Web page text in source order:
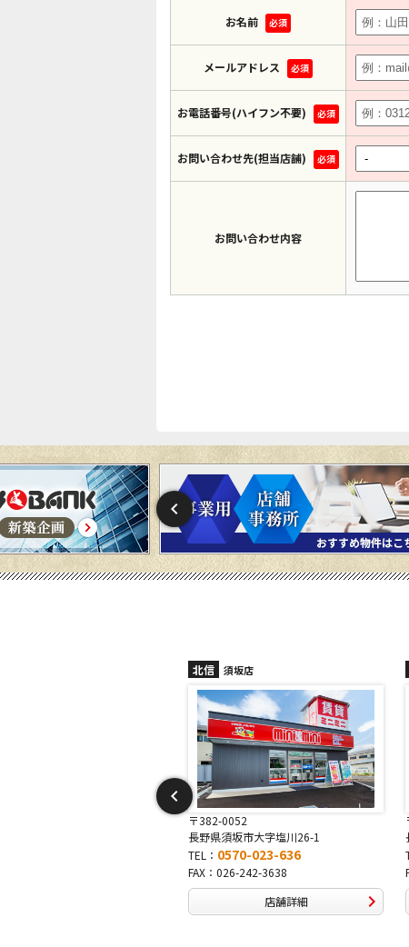
お名前 必須
メールアドレス 必須
お電話番号(ハイフン不要) 必須
お問い合わせ先(担当店舗) 必須
お問い合わせ内容
北信 須坂店
〒382-0052
長野県須坂市大字塩川26-1
TEL： 0570-023-636
FAX：026-242-3638
店舗詳細